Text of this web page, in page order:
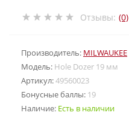
Отзывы: (0)
Производитель: MILWAUKEE
Модель: Hole Dozer 19 мм
Артикул:49560023
Бонусные баллы: 19
Наличие: Есть в наличии